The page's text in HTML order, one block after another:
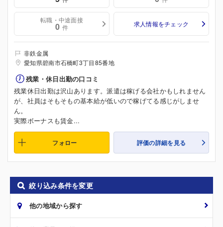
転職・中途面接
0 件 求人情報をチェック
非鉄金属
愛知県碧南市石橋町3丁目85番地
残業・休日出勤の口コミ
残業休日出勤は沢山あります。派遣は稼げる会社かもしれません
が、社員はそもそもの基本給が低いので稼げてる感じがしませ
ん。
実際ボーナスも賃金...
フォロー 評価の詳細を見る
絞り込み条件を変更
他の地域から探す